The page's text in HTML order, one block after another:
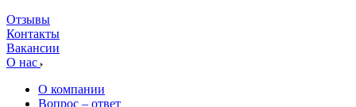
Отзывы
Контакты
Вакансии
О нас
О компании
Вопрос – ответ